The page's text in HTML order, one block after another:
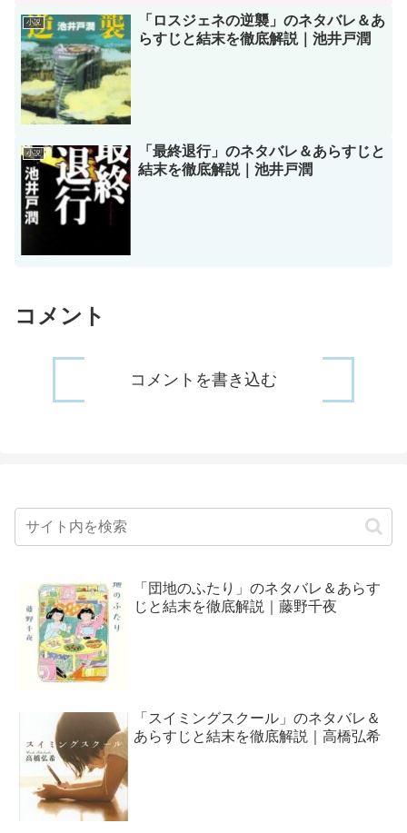
小説
「ロスジェネの逆襲」のネタバレ＆あ
らすじと結末を徹底解説｜池井戸潤
小説
「最終退行」のネタバレ＆あらすじと
結末を徹底解説｜池井戸潤
コメント
コメントを書き込む
「団地のふたり」のネタバレ＆あらす
じと結末を徹底解説｜藤野千夜
「スイミングスクール」のネタバレ＆
あらすじと結末を徹底解説｜高橋弘希